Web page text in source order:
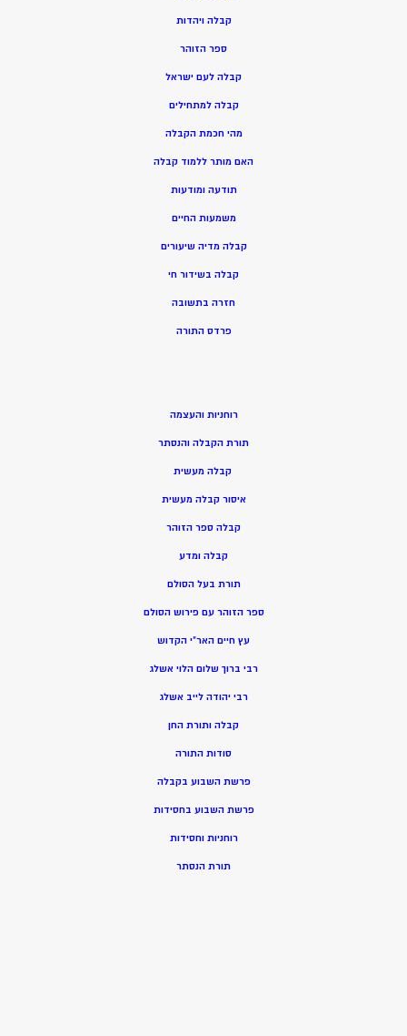
קבלה ויהדות
ספר הזוהר
קבלה לעם ישראל
קבלה למתחילים
מהי חכמת הקבלה
האם מותר ללמוד קבלה
תודעה ומודעות
משמעות החיים
קבלה מדיה שיעורים
קבלה בשידור חי
חזרה בתשובה
פרדס התורה
רוחניות והעצמה
תורת הקבלה והנסתר
קבלה מעשית
איסור קבלה מעשית
קבלה ספר הזוהר
קבלה ומדע
תורת בעל הסולם
ספר הזוהר עם פירוש הסולם
עץ חיים האר”י הקדוש
רבי ברוך שלום הלוי אשלג
רבי יהודה לייב אשלג
קבלה ותורת החן
סודות התורה
פרשת השבוע בקבלה
פרשת השבוע בחסידות
רוחניות וחסידות
תורת הנסתר